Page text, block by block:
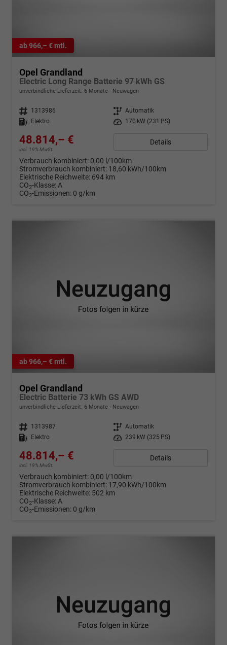
ab 966,– € mtl.
Opel Grandland
Electric Long Range Batterie 97 kWh GS
unverbindliche Lieferzeit: 6 Monate Neuwagen
Fahrzeugnr. 1313986 Getriebe Automatik
Kraftstoff
Elektro Leistung 170 kW (231 PS)
48.814,– €
incl. 19% MwSt.
Details
Verbrauch kombiniert: 0,00 l/100km
Stromverbrauch kombiniert: 18,60 kWh/100km
Elektrische Reichweite: 694 km
CO2-Klasse:A
CO2-Emissionen: 0 g/km
ab 966,– € mtl.
Opel Grandland
Electric Batterie 73 kWh GS AWD
unverbindliche Lieferzeit: 6 Monate Neuwagen
Fahrzeugnr. 1313987 Getriebe Automatik
Kraftstoff
Elektro Leistung 239 kW (325 PS)
48.814,– €
incl. 19% MwSt.
Details
Verbrauch kombiniert: 0,00 l/100km
Stromverbrauch kombiniert: 17,90 kWh/100km
Elektrische Reichweite: 502 km
CO2-Klasse:A
CO2-Emissionen: 0 g/km